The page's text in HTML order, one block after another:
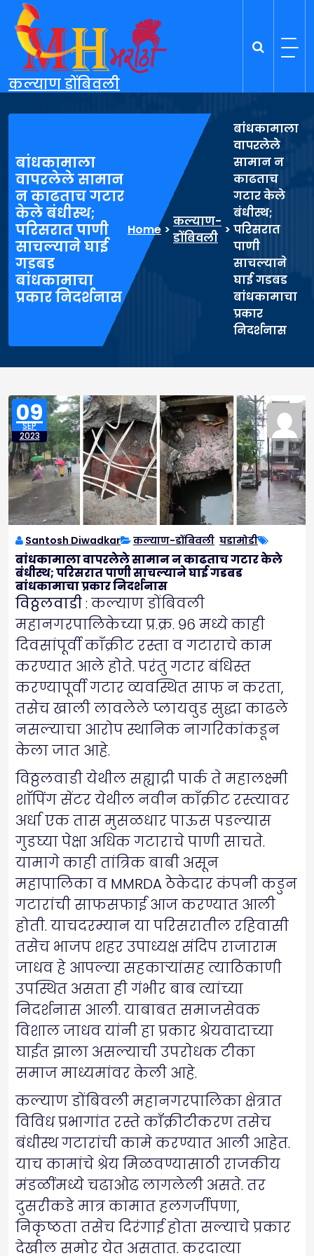
content
कल्याण डोंबिवली
बांधकामाला
वापरलेले सामान
न काढताच गटार
केले बंधीस्थ;
परिसरात पाणी
साचल्याने घाई
गडबड
बांधकामाचा
प्रकार निदर्शनास
Home >
कल्याण-
डोंबिवली
>
बांधकामाला
वापरलेले
सामान न
काढताच
गटार केले
बंधीस्थ;
परिसरात
पाणी
साचल्याने
घाई गडबड
बांधकामाचा
प्रकार
निदर्शनास
09
SEP
2023
Santosh Diwadkar कल्याण-डोंबिवली घडामोडी
बांधकामाला वापरलेले सामान न काढताच गटार केले
बंधीस्थ; परिसरात पाणी साचल्याने घाई गडबड
बांधकामाचा प्रकार निदर्शनास
विठ्ठलवाडी: कल्याण डोंबिवली
महानगरपालिकेच्या प्र.क्र. ९६ मध्ये काही
दिवसांपूर्वी काॅंक्रीट रस्ता व गटाराचे काम
करण्यात आले होते. परंतु गटार बंधिस्त
करण्यापूर्वी गटार व्यवस्थित साफ न करता,
तसेच खाली लावलेले प्लायवुड सुद्धा काढले
नसल्याचा आरोप स्थानिक नागरिकांकडून
केला जात आहे.
विठ्ठलवाडी येथील सह्याद्री पार्क ते महालक्ष्मी
शाॅपिंग सेंटर येथील नवीन काॅंक्रीट रस्त्यावर
अर्धा एक तास मुसळधार पाऊस पडल्यास
गुडघ्या पेक्षा अधिक गटाराचे पाणी साचते.
यामागे काही तांत्रिक बाबी असून
महापालिका व MMRDA ठेकेदार कंपनी कडुन
गटारांची साफसफाई आज करण्यात आली
होती. याचदरम्यान या परिसरातील रहिवासी
तसेच भाजप शहर उपाध्यक्ष संदिप राजाराम
जाधव हे आपल्या सहकाऱ्यांसह त्याठिकाणी
उपस्थित असता ही गंभीर बाब त्यांच्या
निदर्शनास आली. याबाबत समाजसेवक
विशाल जाधव यांनी हा प्रकार श्रेयवादाच्या
घाईत झाला असल्याची उपरोधक टीका
समाज माध्यमांवर केली आहे.
कल्याण डोंबिवली महानगरपालिका क्षेत्रात
विविध प्रभागांत रस्ते काँक्रीटीकरण तसेच
बंधीस्थ गटारांची कामे करण्यात आली आहेत.
याच कामांचे श्रेय मिळवण्यासाठी राजकीय
मंडळींमध्ये चढाओढ लागलेली असते. तर
दुसरीकडे मात्र कामात हलगर्जीपणा,
निकृष्ठता तसेच दिरंगाई होता सल्याचे प्रकार
देखील समोर येत असतात. करदात्या